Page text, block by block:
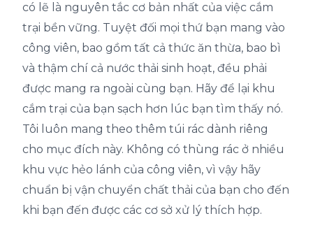
có lẽ là nguyên tắc cơ bản nhất của việc cắm
trại bền vững. Tuyệt đối mọi thứ bạn mang vào
công viên, bao gồm tất cả thức ăn thừa, bao bì
và thậm chí cả nước thải sinh hoạt, đều phải
được mang ra ngoài cùng bạn. Hãy để lại khu
cắm trại của bạn sạch hơn lúc bạn tìm thấy nó.
Tôi luôn mang theo thêm túi rác dành riêng
cho mục đích này. Không có thùng rác ở nhiều
khu vực hẻo lánh của công viên, vì vậy hãy
chuẩn bị vận chuyển chất thải của bạn cho đến
khi bạn đến được các cơ sở xử lý thích hợp.